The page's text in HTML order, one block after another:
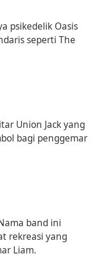
psikedelik Oasis
seperti The
Union Jack yang
bagi penggemar
band ini
rekreasi yang
Liam.